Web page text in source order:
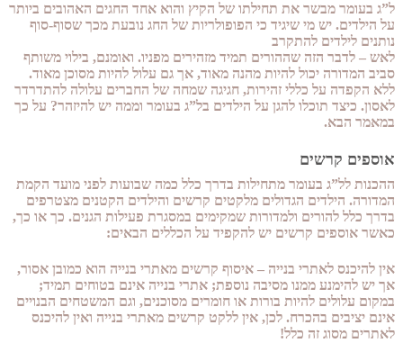
ל”ג בעומר מבשר את תחילתו של הקיץ והוא אחד החגים האהובים ביותר
על הילדים. יש מי שיגיד כי הפופולריות של החג נובעת מכך שסוף-סוף
נותנים לילדים להתקרב
לאש – לדבר הזה שההורים תמיד מזהירים מפניו. ואומנם, בילוי משותף
סביב המדורה יכול להיות מהנה מאוד, אך גם עלול להיות מסוכן מאוד.
ללא הקפדה על כללי זהירות, חגיגה שמחה של החברים עלולה להתדרדר
לאסון. כיצד תוכלו להגן על הילדים בל”ג בעומר וממה יש להיזהר? על כך
במאמר הבא.
אוספים קרשים
ההכנות לל”ג בעומר מתחילות בדרך כלל כמה שבועות לפני מועד הקמת
המדורה. הילדים הגדולים מלקטים קרשים והילדים הקטנים מצטרפים
בדרך כלל להורים ולמדורות שמקימים במסגרת פעילות הגנים. כך או כך,
כאשר אוספים קרשים יש להקפיד על הכללים הבאים:
אין להיכנס לאתרי בנייה – איסוף קרשים מאתרי בנייה הוא כמובן אסור,
אך יש להימנע ממנו מסיבה נוספת; אתרי בנייה אינם בטוחים תמיד;
במקום עלולים להיות בורות או חומרים מסוכנים, וגם המשטחים הבנויים
אינם יציבים בהכרח. לכן, אין ללקט קרשים מאתרי בנייה ואין להיכנס
לאתרים מסוג זה כלל!